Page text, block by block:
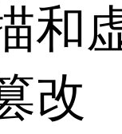
和
改